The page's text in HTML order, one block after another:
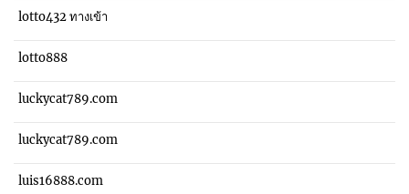
lotto432 ทางเข้า
lotto888
luckycat789.com
luckycat789.com
luis16888.com